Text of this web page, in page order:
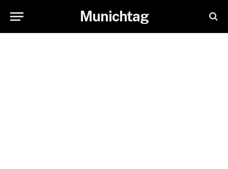
Munichtag